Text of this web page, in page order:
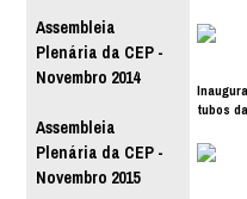
Assembleia
Plenária da CEP -
Novembro 2014
Assembleia
Plenária da CEP -
Novembro 2015
tubos